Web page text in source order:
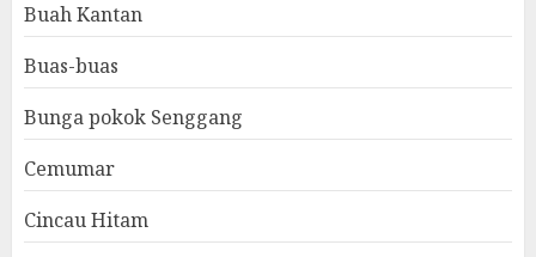
Buah Kantan
Buas-buas
Bunga pokok Senggang
Cemumar
Cincau Hitam